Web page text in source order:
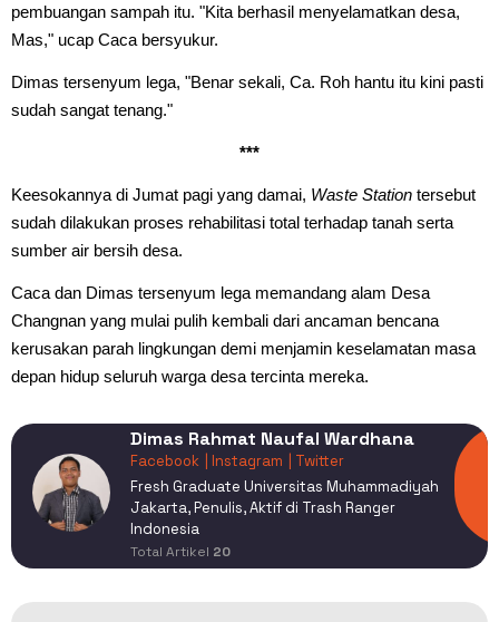
pembuangan sampah itu. "Kita berhasil menyelamatkan desa,
Mas," ucap Caca bersyukur.
Dimas tersenyum lega, "Benar sekali, Ca. Roh hantu itu kini pasti
sudah sangat tenang."
***
Keesokannya di Jumat pagi yang damai, Waste Station tersebut
sudah dilakukan proses rehabilitasi total terhadap tanah serta
sumber air bersih desa.
Caca dan Dimas tersenyum lega memandang alam Desa
Changnan yang mulai pulih kembali dari ancaman bencana
kerusakan parah lingkungan demi menjamin keselamatan masa
depan hidup seluruh warga desa tercinta mereka.
Dimas Rahmat Naufal Wardhana
Facebook | Instagram
| Twitter
Fresh Graduate Universitas Muhammadiyah
Jakarta, Penulis, Aktif di Trash Ranger
Indonesia
Total Artikel 20